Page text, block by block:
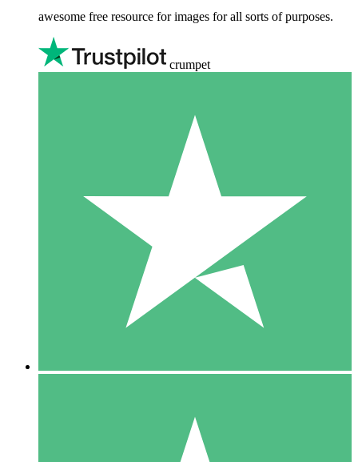
awesome free resource for images for all sorts of purposes.
crumpet